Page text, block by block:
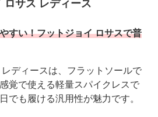
ロサス レディース
すい！フットジョイ ロサスで普
ディースは、フラットソールで
覚で使える軽量スパイクレスで
でも履ける汎用性が魅力です。